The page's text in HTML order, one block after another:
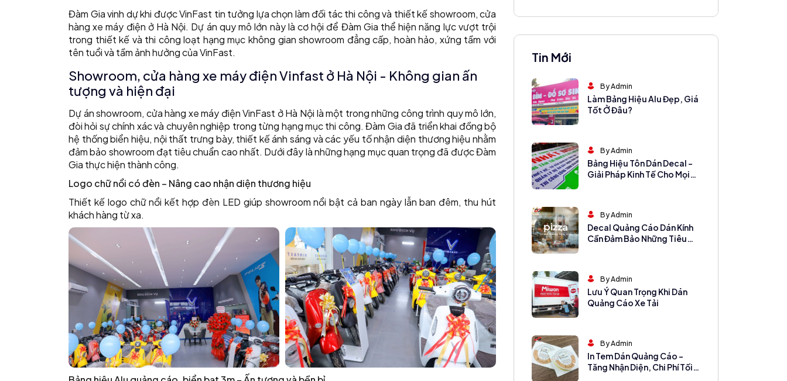
Đàm Gia vinh dự khi được VinFast tin tưởng lựa chọn làm đối tác thi công và thiết kế showroom, cửa
hàng xe máy điện ở Hà Nội. Dự án quy mô lớn này là cơ hội để Đàm Gia thể hiện năng lực vượt trội
trong thiết kế và thi công loạt hạng mục không gian showroom đẳng cấp, hoàn hảo, xứng tầm với
tên tuổi và tầm ảnh hưởng của VinFast.
Showroom, cửa hàng xe máy điện Vinfast ở Hà Nội - Không gian ấn
tượng và hiện đại
Dự án showroom, cửa hàng xe máy điện VinFast ở Hà Nội là một trong những công trình quy mô lớn,
đòi hỏi sự chính xác và chuyên nghiệp trong từng hạng mục thi công. Đàm Gia đã triển khai đồng bộ
hệ thống biển hiệu, nội thất trưng bày, thiết kế ánh sáng và các yếu tố nhận diện thương hiệu nhằm
đảm bảo showroom đạt tiêu chuẩn cao nhất. Dưới đây là những hạng mục quan trọng đã được Đàm
Gia thực hiện thành công.
Logo chữ nổi có đèn – Nâng cao nhận diện thương hiệu
Thiết kế logo chữ nổi kết hợp đèn LED giúp showroom nổi bật cả ban ngày lẫn ban đêm, thu hút
khách hàng từ xa.
Tin Mới
By Admin
Làm Bảng Hiệu Alu Đẹp, Giá
Tốt Ở Đâu?
By Admin
Bảng Hiệu Tôn Dán Decal –
Giải Pháp Kinh Tế Cho Mọi
By Admin
Decal Quảng Cáo Dán Kính
Cần Đảm Bảo Những Tiêu
By Admin
Lưu Ý Quan Trọng Khi Dán
Quảng Cáo Xe Tải
By Admin
In Tem Dán Quảng Cáo –
Tăng Nhận Diện, Chi Phí Tối